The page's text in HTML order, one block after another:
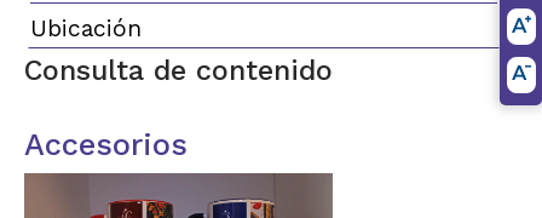
Ubicación
Consulta de contenido
Accesorios